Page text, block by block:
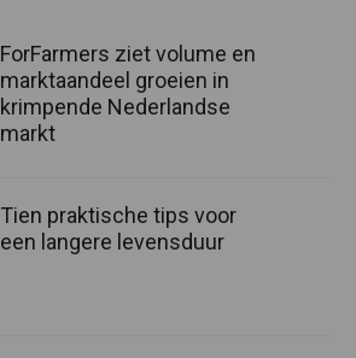
ForFarmers ziet volume en
marktaandeel groeien in
krimpende Nederlandse
markt
Tien praktische tips voor
een langere levensduur